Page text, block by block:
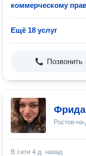
коммерческому
Ещё 18 услуг
Позвонить
Ростов-
В сети 4 д. назад